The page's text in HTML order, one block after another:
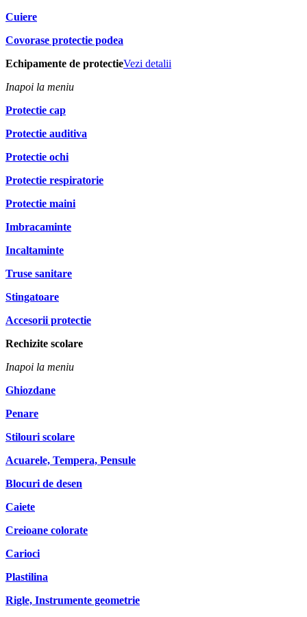
Cuiere
Covorase protectie podea
Echipamente de protectieVezi detalii
Inapoi la meniu
Protectie cap
Protectie auditiva
Protectie ochi
Protectie respiratorie
Protectie maini
Imbracaminte
Incaltaminte
Truse sanitare
Stingatoare
Accesorii protectie
Rechizite scolare
Inapoi la meniu
Ghiozdane
Penare
Stilouri scolare
Acuarele, Tempera, Pensule
Blocuri de desen
Caiete
Creioane colorate
Carioci
Plastilina
Rigle, Instrumente geometrie